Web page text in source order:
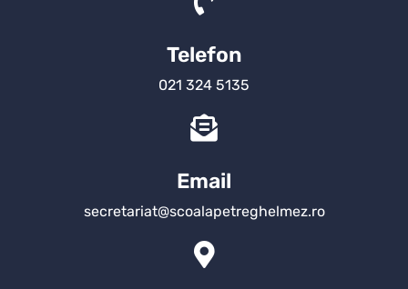
Telefon
021 324 5135
Email
secretariat@scoalapetreghelmez.ro